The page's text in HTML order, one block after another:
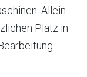
Allein
Platz in